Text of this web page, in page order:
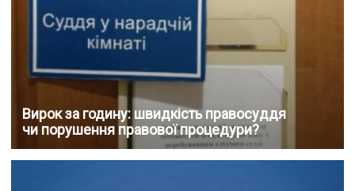
Вирок за годину: швидкість правосуддя
чи порушення правової процедури?